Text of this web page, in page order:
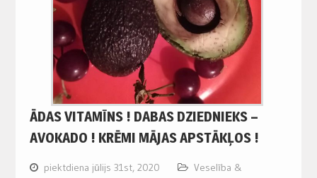
ĀDAS VITAMĪNS ! DABAS DZIEDNIEKS –
AVOKADO ! KRĒMI MĀJAS APSTĀKĻOS !
piektdiena jūlijs 31st, 2020
Veselība &